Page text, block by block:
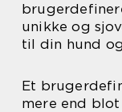
unikke og
til din hund
Et
mere end